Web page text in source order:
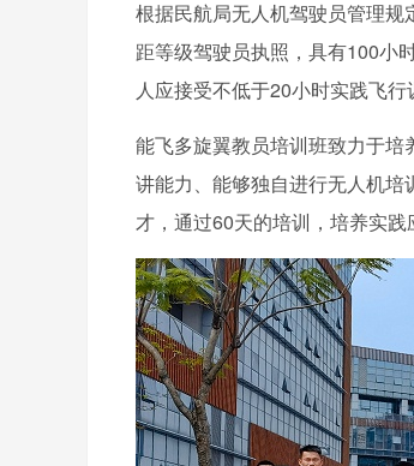
根据民航局无人机驾驶员管理
距等级驾驶员执照，具有100小
人应接受不低于20小时实践飞行
能飞多旋翼教员培训班致力于
讲能力、能够独自进行无人机
才，通过60天的培训，培养实践